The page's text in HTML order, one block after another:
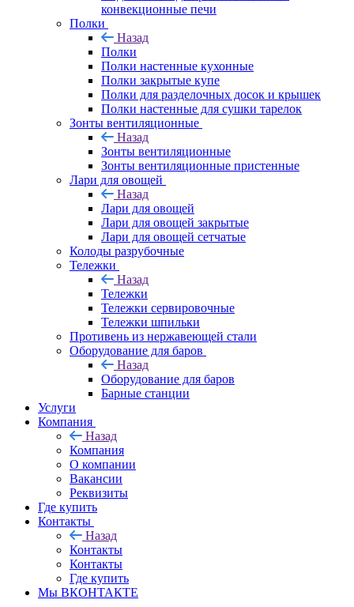
конвекционные печи
Полки
Назад
Полки
Полки настенные кухонные
Полки закрытые купе
Полки для разделочных досок и крышек
Полки настенные для сушки тарелок
Зонты вентиляционные
Назад
Зонты вентиляционные
Зонты вентиляционные пристенные
Лари для овощей
Назад
Лари для овощей
Лари для овощей закрытые
Лари для овощей сетчатые
Колоды разрубочные
Тележки
Назад
Тележки
Тележки сервировочные
Тележки шпильки
Противень из нержавеющей стали
Оборудование для баров
Назад
Оборудование для баров
Барные станции
Услуги
Компания
Назад
Компания
О компании
Вакансии
Реквизиты
Где купить
Контакты
Назад
Контакты
Контакты
Где купить
Мы ВКОНТАКТЕ